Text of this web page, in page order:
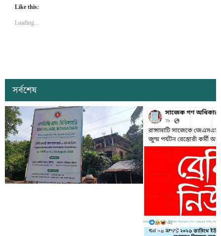
Like this:
Loading...
সর্বশেষ
সাজেকে অপহরণের গুজব
সৃষ্টির চেষ্টা